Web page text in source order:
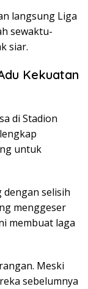
langsung Liga
sewaktu-
siar.
Kekuatan
di Stadion
untuk
dengan selisih
menggeser
membuat laga
Meski
sebelumnya